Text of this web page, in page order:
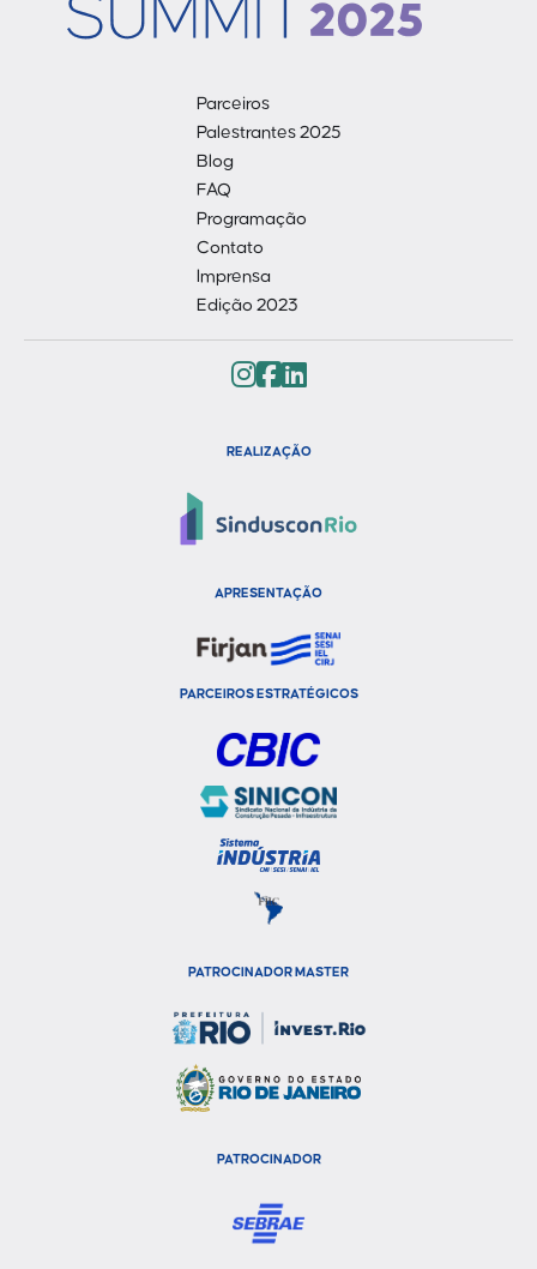
Parceiros
Palestrantes 2025
Blog
FAQ
Programação
Contato
Imprensa
Edição 2023
REALIZAÇÃO
APRESENTAÇÃO
PARCEIROS ESTRATÉGICOS
PATROCINADOR MASTER
PATROCINADOR